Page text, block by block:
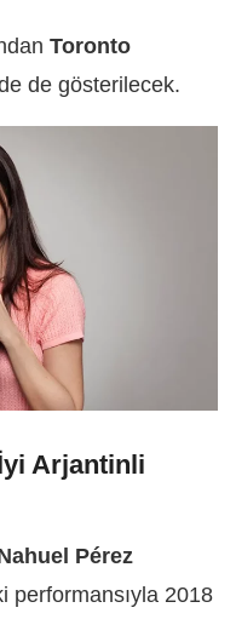
Toronto
de gösterilecek.
Arjantinli
Pérez
performansıyla 2018